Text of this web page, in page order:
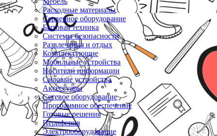
Расходные материалы
Серверное оборудование
Бытовая техника
Системы безопасности
Развлечения и отдых
Комплектующие
Мобильные устройства
Носители информации
Силовые устройства
Аксессуары
Сетевое оборудование
Программное обеспечение
Готовые решения
Периферия
Электрооборудование